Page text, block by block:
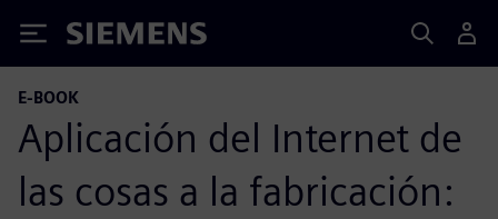
Siemens
E-BOOK
Aplicación del Internet de
las cosas a la fabricación: